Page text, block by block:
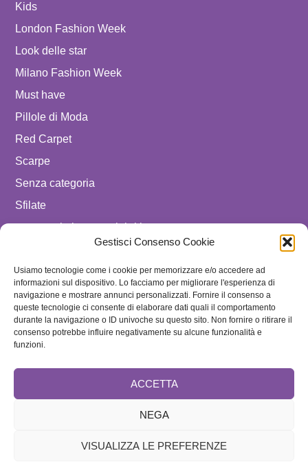
Gestisci Consenso Cookie
Usiamo tecnologie come i cookie per memorizzare e/o accedere ad
informazioni sul dispositivo. Lo facciamo per migliorare l'esperienza di
navigazione e mostrare annunci personalizzati. Fornire il consenso a
queste tecnologie ci consente di elaborare dati quali il comportamento
durante la navigazione o ID univoche su questo sito. Non fornire o ritirare il
consenso potrebbe influire negativamente su alcune funzionalità e
funzioni.
ACCETTA
NEGA
VISUALIZZA LE PREFERENZE
Kids
London Fashion Week
Look delle star
Milano Fashion Week
Must have
Pillole di Moda
Red Carpet
Scarpe
Senza categoria
Sfilate
spostare in luxury celebrities
Uomo
SEGUICI SU
ISCRIVITI ALLA NEWSLETTER